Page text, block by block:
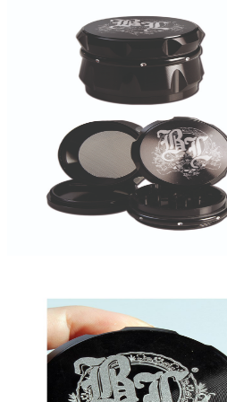
Подставка для благовоний
CrazyBong
Доставка и оплата
Контакты
Бренды